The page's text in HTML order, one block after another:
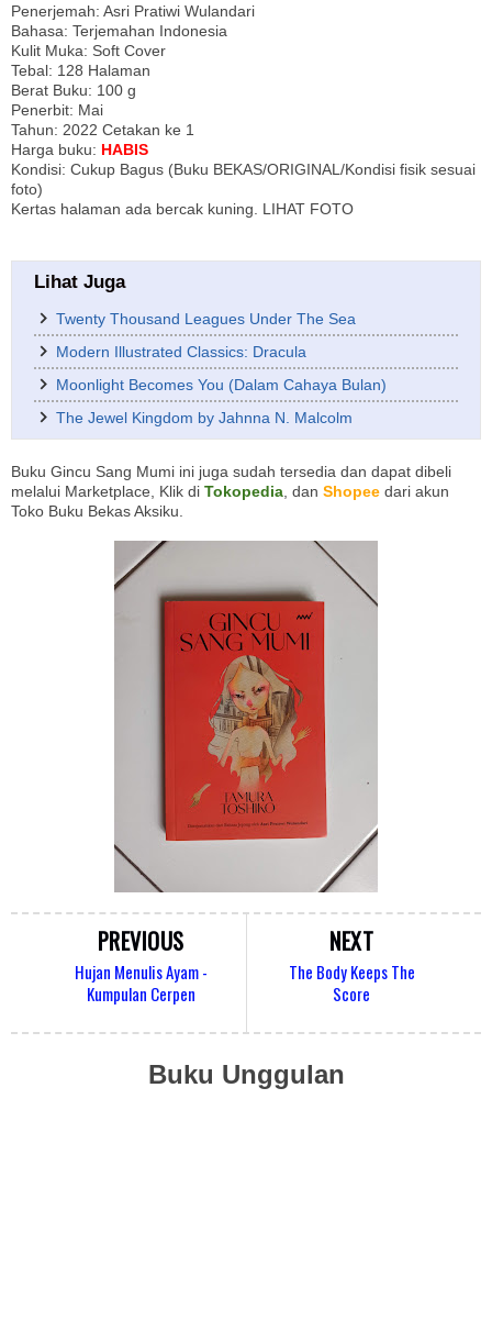
Penerjemah: Asri Pratiwi Wulandari
Bahasa: Terjemahan Indonesia
Kulit Muka: Soft Cover
Tebal: 128 Halaman
Berat Buku: 100 g
Penerbit: Mai
Tahun: 2022 Cetakan ke 1
Harga buku: HABIS
Kondisi: Cukup Bagus (Buku BEKAS/ORIGINAL/Kondisi fisik sesuai
foto)
Kertas halaman ada bercak kuning. LIHAT FOTO
Lihat Juga
Twenty Thousand Leagues Under The Sea
Modern Illustrated Classics: Dracula
Moonlight Becomes You (Dalam Cahaya Bulan)
The Jewel Kingdom by Jahnna N. Malcolm
Buku Gincu Sang Mumi ini juga sudah tersedia dan dapat dibeli
melalui Marketplace, Klik di Tokopedia, dan Shopee dari akun
Toko Buku Bekas Aksiku.
NEXT
The Body Keeps The
Score
PREVIOUS
Hujan Menulis Ayam -
Kumpulan Cerpen
Buku Unggulan